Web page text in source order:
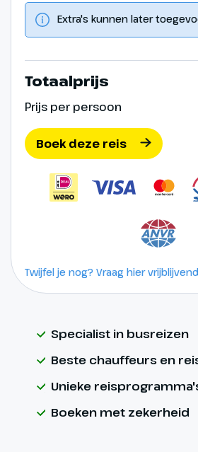
Extra's kunnen later
Totaalprijs
Prijs per persoon
Boek deze reis
Twijfel je nog? Vraag hier
Specialist in busreizen
Beste chauffeurs en
Unieke
Boeken met zekerheid